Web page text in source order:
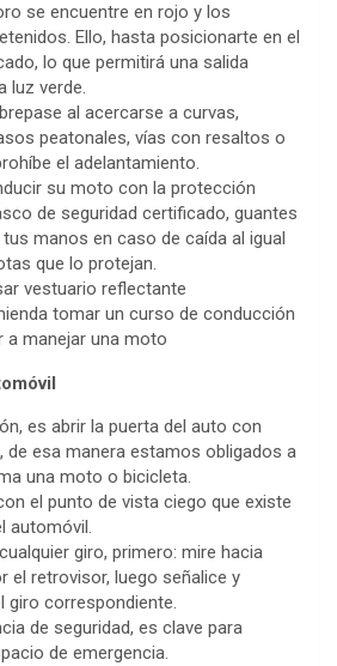
se encuentre en rojo y los
Ello, hasta posicionarte en el
lo que permitirá una salida
luz verde.
al acercarse a curvas,
peatonales, vías con resaltos o
el adelantamiento.
su moto con la protección
de seguridad certificado, guantes
manos en caso de caída al igual
que lo protejan.
vestuario reflectante
tomar un curso de conducción
a manejar una moto
es abrir la puerta del auto con
de esa manera estamos obligados a
una moto o bicicleta.
el punto de vista ciego que existe
automóvil.
giro, primero: mire hacia
el retrovisor, luego señalice y
giro correspondiente.
de seguridad, es clave para
de emergencia.